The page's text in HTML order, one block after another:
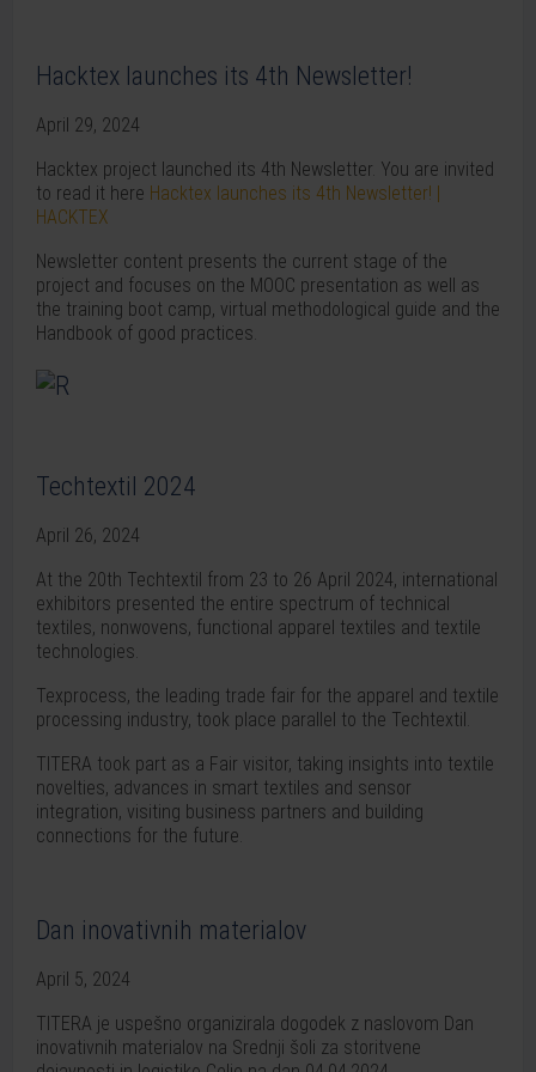
Hacktex launches its 4th Newsletter!
April 29, 2024
Hacktex project launched its 4th Newsletter. You are invited
to read it here Hacktex launches its 4th Newsletter! |
HACKTEX
Newsletter content presents the current stage of the
project and focuses on the MOOC presentation as well as
the training boot camp, virtual methodological guide and the
Handbook of good practices.
Techtextil 2024
April 26, 2024
At the 20th Techtextil from 23 to 26 April 2024, international
exhibitors presented the entire spectrum of technical
textiles, nonwovens, functional apparel textiles and textile
technologies.
Texprocess, the leading trade fair for the apparel and textile
processing industry, took place parallel to the Techtextil.
TITERA took part as a Fair visitor, taking insights into textile
novelties, advances in smart textiles and sensor
integration, visiting business partners and building
connections for the future.
Dan inovativnih materialov
April 5, 2024
TITERA je uspešno organizirala dogodek z naslovom Dan
inovativnih materialov na Srednji šoli za storitvene